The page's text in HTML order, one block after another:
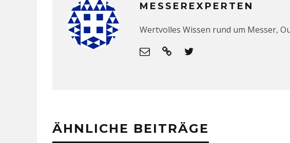
MESSEREXPERTEN
Wertvolles Wissen rund um Messer,
ÄHNLICHE BEITRÄGE